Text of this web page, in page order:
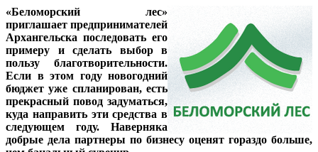
«Беломорский лес»
приглашает предпринимателей
Архангельска последовать его
примеру и сделать выбор в
пользу благотворительности.
Если в этом году новогодний
бюджет уже спланирован, есть
прекрасный повод задуматься,
куда направить эти средства в
следующем году. Наверняка
добрые дела партнеры по бизнесу оценят гораздо больше,